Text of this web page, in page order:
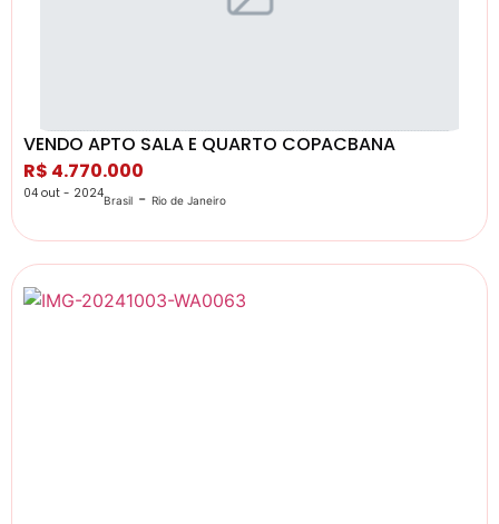
VENDO APTO SALA E QUARTO COPACBANA
R$ 4.770.000
04 out - 2024Brasil - Rio de Janeiro